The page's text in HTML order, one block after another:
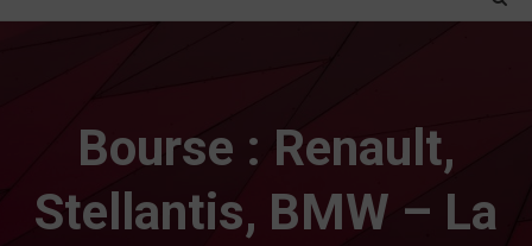
Bourse : Renault,
Stellantis, BMW – La